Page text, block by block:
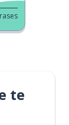
te